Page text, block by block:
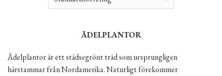
ÄDELPLANTOR
Ädelplantor är ett städsegrönt träd som ursprungligen
härstammar från Nordamerika. Naturligt förekommer